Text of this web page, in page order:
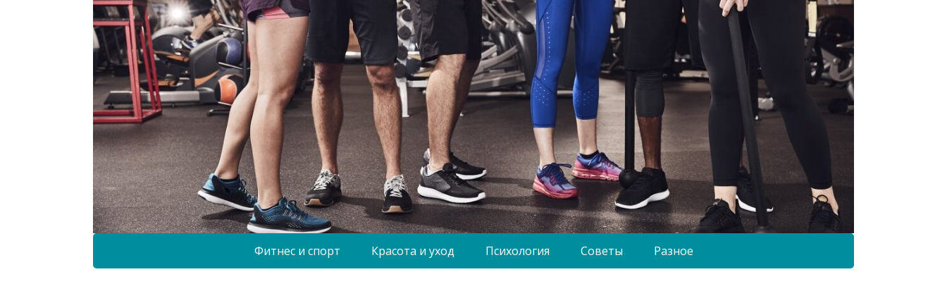
Фитнес и спорт Красота и уход Психология Советы Разное